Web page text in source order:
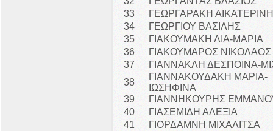
33
ΓΕΩΡΓΑΡΑΚΗ ΑΙΚΑΤΕΡΙΝΗ
34
ΓΕΩΡΓΙΟΥ ΒΑΣΙΛΗΣ
35
ΓΙΑΚΟΥΜΑΚΗ ΛΙΑ-ΜΑΡΙΑ
36
ΓΙΑΚΟΥΜΑΡΟΣ ΝΙΚΟΛΑΟΣ
37
ΓΙΑΝΝΑΚΛΗ ΔΕΣΠΟΙΝΑ-
38
ΓΙΑΝΝΑΚΟΥΔΑΚΗ ΜΑΡΙΑ-
ΙΩΣΗΦΙΝΑ
39
ΓΙΑΝΝΗΚΟΥΡΗΣ
40
ΓΙΑΣΕΜΙΔΗ ΑΛΕΞΙΑ
41
ΓΙΟΡΔΑΜΝΗ ΜΙΧΑΛΙΤΣΑ